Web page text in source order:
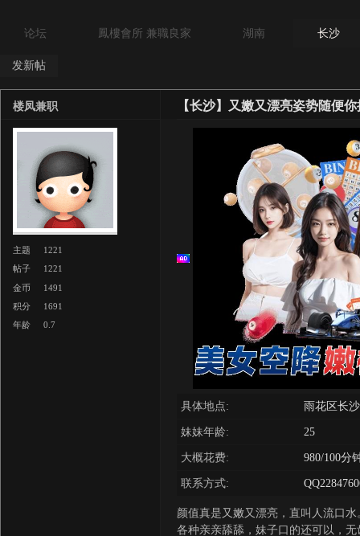
论坛 鳳樓會所 兼職良家 湖南 长沙
发新帖
【长沙】又嫩又漂亮姿势随便你
楼凤兼职
主题
1221
帖子
1221
金币
1491
积分
1691
年龄
0.7
具体地点: 雨花区长
妹妹年龄: 25
大概花费: 980/100分
联系方式:
颜值真是又嫩又漂亮，直叫人流口
各种亲亲舔舔，妹子口的还可以，